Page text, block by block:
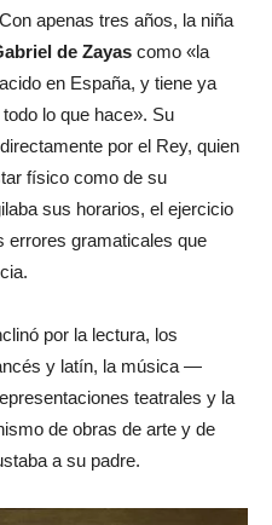
apenas tres años, la niña
de Zayas como «la
en España, y tiene ya
lo que hace». Su
por el Rey, quien
físico como de su
sus horarios, el ejercicio
errores gramaticales que
por la lectura, los
y latín, la música —
teatrales y la
de obras de arte y de
a su padre.